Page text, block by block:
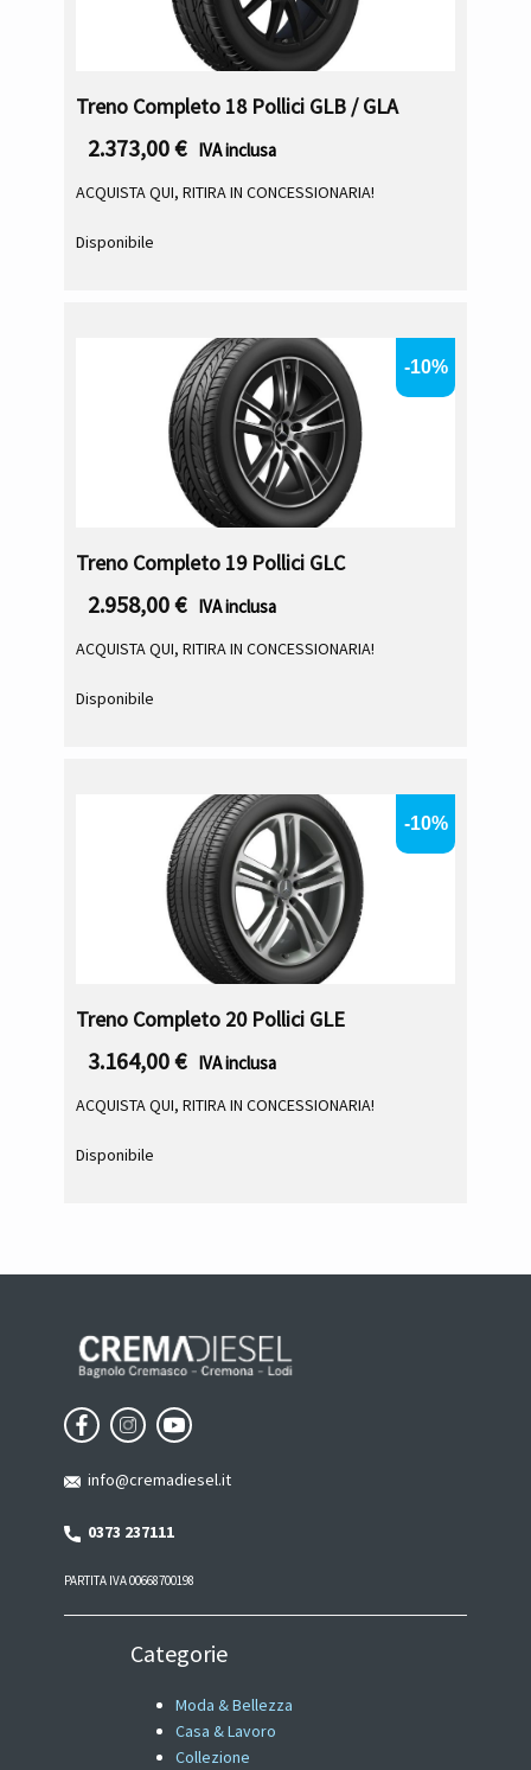
Treno Completo 18 Pollici GLB / GLA
2.373,00€ IVA inclusa
ACQUISTA QUI, RITIRA IN CONCESSIONARIA!
Disponibile
-10%
Treno Completo 19 Pollici GLC
2.958,00€ IVA inclusa
ACQUISTA QUI, RITIRA IN CONCESSIONARIA!
Disponibile
-10%
Treno Completo 20 Pollici GLE
3.164,00€ IVA inclusa
ACQUISTA QUI, RITIRA IN CONCESSIONARIA!
Disponibile
info@cremadiesel.it
0373 237111
PARTITA IVA 00668700198
Categorie
Moda & Bellezza
Casa & Lavoro
Collezione